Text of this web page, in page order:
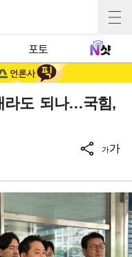
포토
라도 되나…국힘,
가가